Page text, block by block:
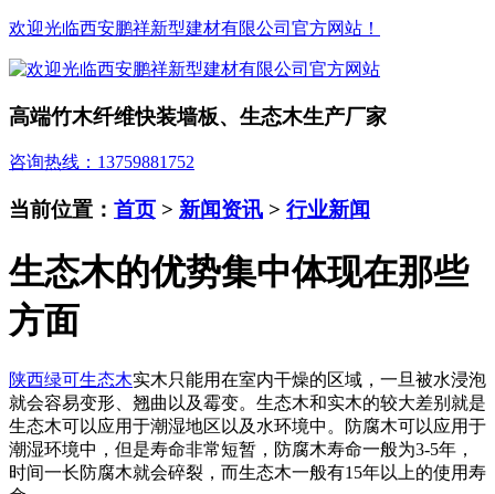
欢迎光临西安鹏祥新型建材有限公司官方网站！
高端竹木纤维快装墙板、生态木生产厂家
咨询热线：13759881752
当前位置： 首页 > 新闻资讯 > 行业新闻
生态木的优势集中体现在那些
方面
陕西绿可生态木实木只能用在室内干燥的区域，一旦被水浸泡
就会容易变形、翘曲以及霉变。生态木和实木的较大差别就是
生态木可以应用于潮湿地区以及水环境中。防腐木可以应用于
潮湿环境中，但是寿命非常短暂，防腐木寿命一般为3-5年，
时间一长防腐木就会碎裂，而生态木一般有15年以上的使用寿